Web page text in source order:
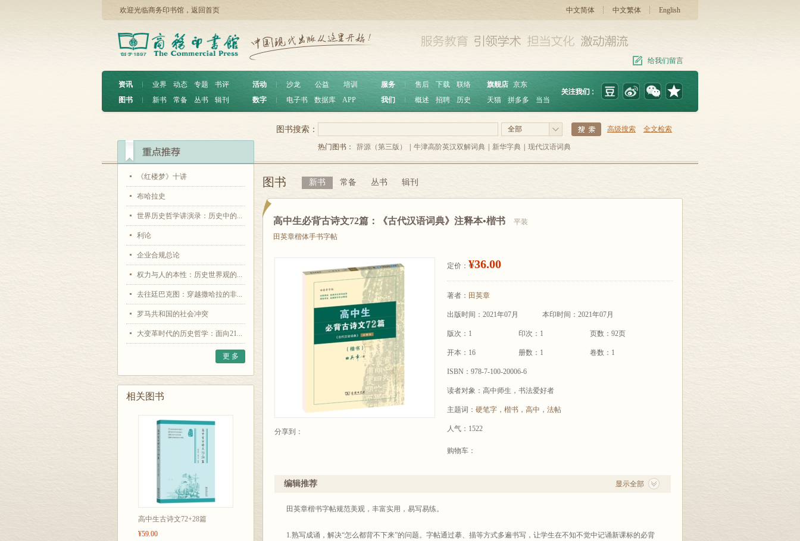
欢迎光临商务印书馆， 返回首页 中文简体 中文繁体 English
给我们留言
资讯 ︱ 业界 动态 专题
书评
图书
︱ 新书 常备 丛书 辑刊
活动 沙龙 公益
培训
数字
电子书 数据库 APP
服务 ︱ 售后 下载
联络
我们
概述 招聘 历史
旗舰店 京东
天猫
拼多多 当当
《红楼梦》十讲
布哈拉史
世界历史哲学讲演录：历史中的...
利论
企业合规总论
权力与人的本性：历史世界观的...
去往廷巴克图：穿越撒哈拉的非...
罗马共和国的社会冲突
大变革时代的历史哲学：面向21...
更 多
相关图书
高中生古诗文72+28篇
¥59.00
全部 高级搜索 全文检索
图书搜索：
热门图书： 辞源（第三版） 牛津高阶英汉双解词典 新华字典 现代汉语词典
图书 新书 常备 丛书 辑刊
高中生必背古诗文72篇：《古代汉语词典》注释本•楷书
平装
田英章楷体手书字帖
分享到：
定价： ¥36.00
著者： 田英章
出版时间：2021年07月 本印时间：2021年07月
版次：1 印次：1 页数：92页
开本：16 册数：1 卷数：1
ISBN：978-7-100-20006-6
读者对象：高中师生，书法爱好者
主题词： 硬笔字 ， 楷书 ， 高中 ， 法帖
人气：1522
购物车：
显示全部
编辑推荐
田英章楷书字帖规范美观，丰富实用，易写易练。
1.熟写成诵，解决“怎么都背不下来”的问题。字帖通过摹、描等方式多遍书写，让学生在不知不觉中记诵新课标的必背